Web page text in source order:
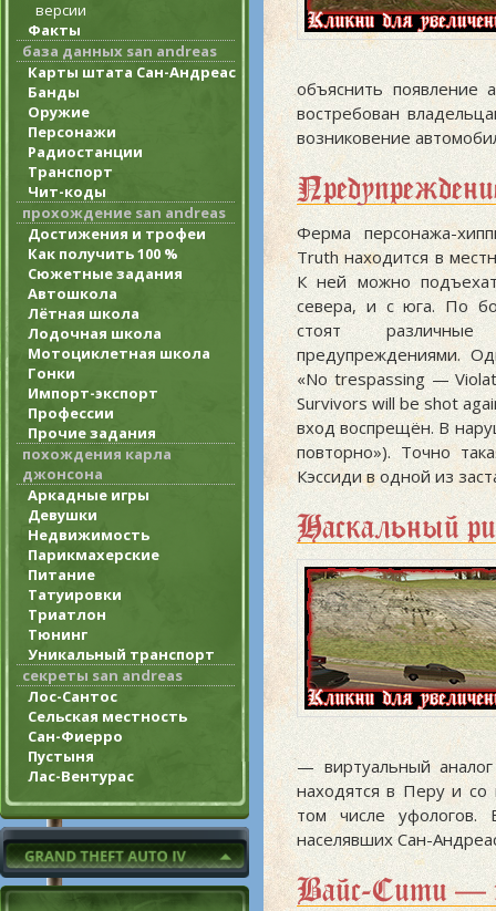
версии
Факты
база данных san andreas
Карты штата Сан-Андреас
Банды
Оружие
Персонажи
Радиостанции
Транспорт
Чит-коды
прохождение san andreas
Достижения и трофеи
Как получить 100 %
Сюжетные задания
Автошкола
Лётная школа
Лодочная школа
Мотоциклетная школа
Гонки
Импорт-экспорт
Профессии
Прочие задания
похождения карла
джонсона
Аркадные игры
Девушки
Недвижимость
Парикмахерские
Питание
Татуировки
Триатлон
Тюнинг
Уникальный транспорт
секреты san andreas
Лос-Сантос
Сельская местность
Сан-Фиерро
Пустыня
Лас-Вентурас
объяснить
востребован
возниковение
Ферма персонажа-
Truth находится в
К ней можно
севера, и с юга. По
стоят
предупреждениями.
«No trespassing —
Survivors will be shot
вход воспрещён. В
повторно»). Точно
Кэссиди в одной из
Наскальный
— виртуальный
находятся в Перу и со
том числе уфологов.
населявших Сан-
Вайс-Сити —